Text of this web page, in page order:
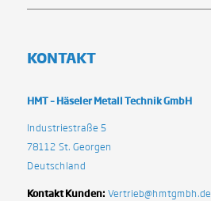
KONTAKT
HMT – Häseler Metall Technik GmbH
Industriestraße 5
78112 St. Georgen
Deutschland
Kontakt Kunden: Vertrieb@hmtgmbh.de